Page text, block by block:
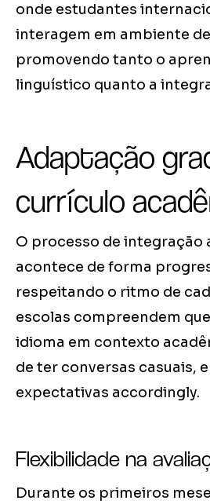
onde estudantes
interagem em ambiente
promovendo tanto o
linguístico quanto a
Adaptação
currículo
O processo de integração
acontece de forma
respeitando o ritmo de
escolas compreendem
idioma em contexto
de ter conversas casuais,
expectativas accordingly.
Flexibilidade na
Durante os primeiros